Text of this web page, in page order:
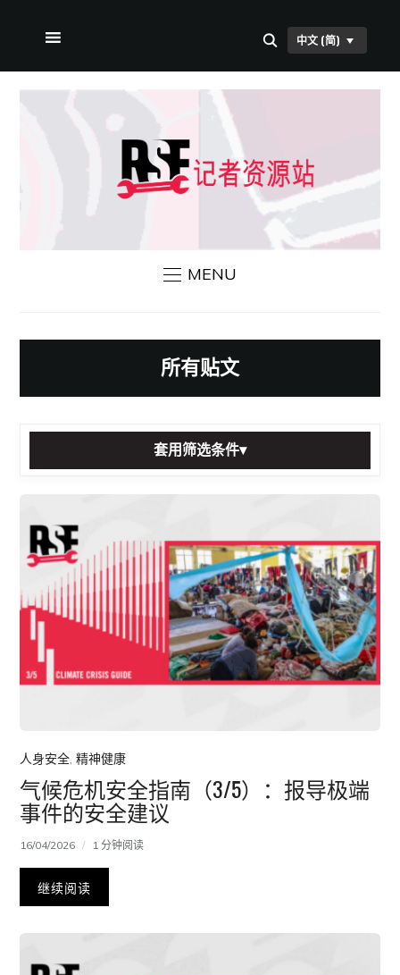
首页
中文 (简)
MENU
所有贴文
套用筛选条件▾
分类:
标签:
套用筛选条件
重置
人身安全,精神健康
气候危机安全指南（3/5）：报导极端
事件的安全建议
16/04/2026 1 分钟阅读
继续阅读